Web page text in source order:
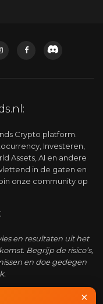
Crypto platform.
Investeren,
Assets, AI en andere
in de gaten en
onze community op
en resultaten uit het
Begrijp de risico’s,
en doe gedegen
×